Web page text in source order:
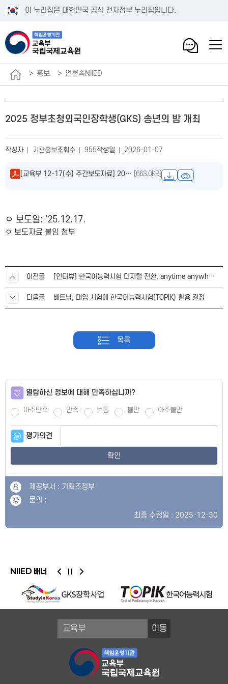
이 누리집은 대한민국 공식 전자정부 누리집입니다.
홍보 언론속NIIED
2025 정부초청외국인장학생(GKS) 송년의 밤 개최
작성자 기관홍보조회수 955작성일 2026-01-07
[교육부 12-17(수) 주간보도자료] 2025 정부초청외국인장학생(GKS) 송년의 밤 개최.pdf [663.0KB]
ㅇ 보도일: '25.12.17.
ㅇ 보도자료 붙임 첨부
이전글 [인터뷰] 한국어능력시험 디지털 전환, anytime anywhere가 목표죠
다음글 베트남, 대입 시험에 한국어능력시험(TOPIK) 활용 결정
목록
열람하신 정보에 대해 만족하십니까?
아주만족 만족 보통 불만 아주불만
평가의견
확인
제공부서 : 기획조정부
문의 :
최종 수정일 : 2025-12-30
NIIED 배너
이동